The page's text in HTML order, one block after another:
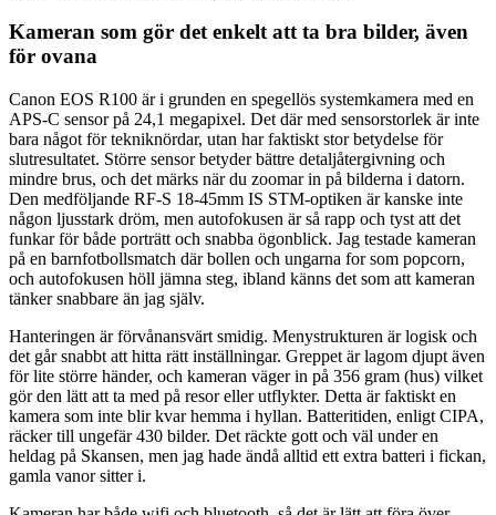
Kameran som gör det enkelt att ta bra bilder, även
för ovana
Canon EOS R100 är i grunden en spegellös systemkamera med en
APS-C sensor på 24,1 megapixel. Det där med sensorstorlek är inte
bara något för tekniknördar, utan har faktiskt stor betydelse för
slutresultatet. Större sensor betyder bättre detaljåtergivning och
mindre brus, och det märks när du zoomar in på bilderna i datorn.
Den medföljande RF-S 18-45mm IS STM-optiken är kanske inte
någon ljusstark dröm, men autofokusen är så rapp och tyst att det
funkar för både porträtt och snabba ögonblick. Jag testade kameran
på en barnfotbollsmatch där bollen och ungarna for som popcorn,
och autofokusen höll jämna steg, ibland känns det som att kameran
tänker snabbare än jag själv.
Hanteringen är förvånansvärt smidig. Menystrukturen är logisk och
det går snabbt att hitta rätt inställningar. Greppet är lagom djupt även
för lite större händer, och kameran väger in på 356 gram (hus) vilket
gör den lätt att ta med på resor eller utflykter. Detta är faktiskt en
kamera som inte blir kvar hemma i hyllan. Batteritiden, enligt CIPA,
räcker till ungefär 430 bilder. Det räckte gott och väl under en
heldag på Skansen, men jag hade ändå alltid ett extra batteri i fickan,
gamla vanor sitter i.